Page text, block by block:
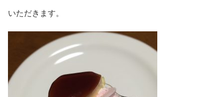
いただきます。